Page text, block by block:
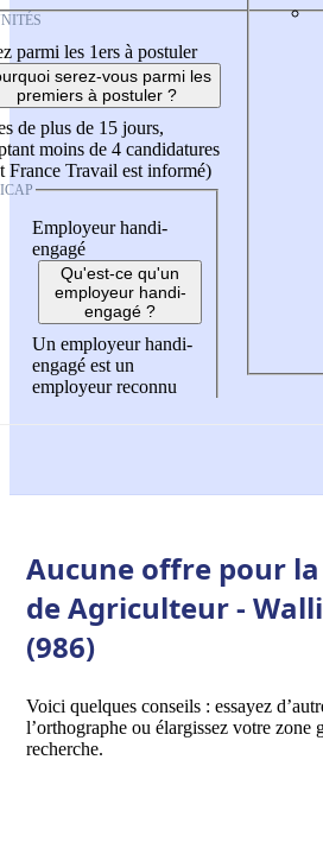
parmi les 1ers à postuler
serez-vous parmi les
premiers à postuler ?
de plus de 15 jours,
moins de 4 candidatures
France Travail est informé)
Employeur handi-
engagé
Qu'est-ce qu'un
employeur handi-
engagé ?
Un employeur handi-
engagé est un
employeur reconnu
Aucune offre pour
de Agriculteur -
(986)
Voici quelques conseils : essayez
l’orthographe ou élargissez votre zone
recherche.